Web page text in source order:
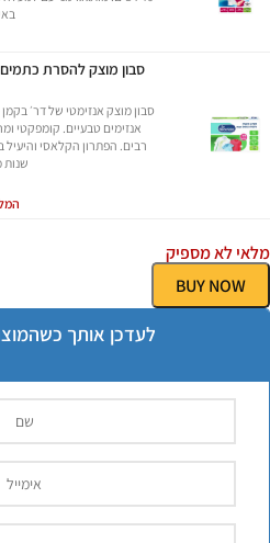
סבון מוצק להסרת כתמים קשים | 100
סבון מוצק אנזימטי של דר׳
שנות
מלאי לא מספיק
BUY NOW
לעדכן אותך